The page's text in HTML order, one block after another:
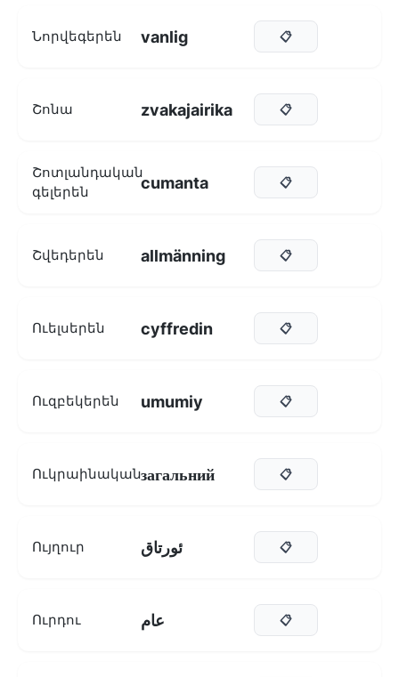
Նորվեգերեն vanlig 📋
Շոնա zvakajairika 📋
Շոտլանդական
գելերեն
cumanta 📋
Շվեդերեն allmänning 📋
Ուելսերեն cyffredin 📋
Ուզբեկերեն umumiy 📋
Ուկրաինականзагальний 📋
Ույղուր ئورتاق 📋
Ուրդու عام 📋